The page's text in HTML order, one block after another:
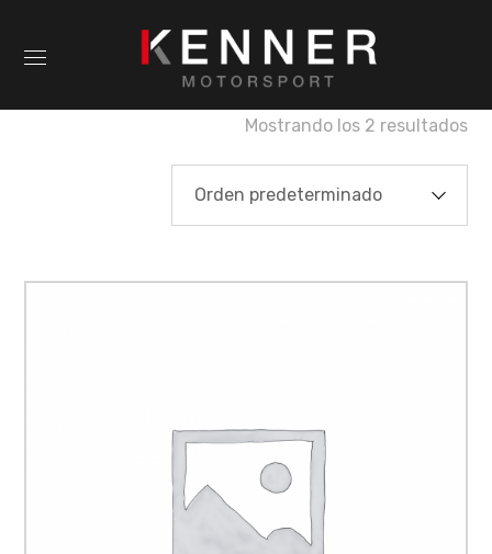
Mostrando los 2 resultados